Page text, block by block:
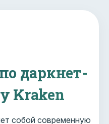
даркнет-
Kraken
собой современную